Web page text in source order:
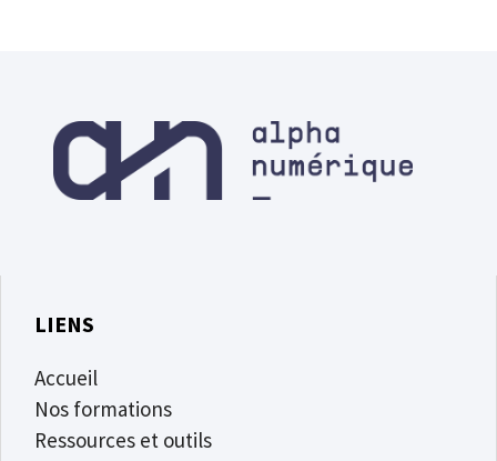
LIENS
Accueil
Nos formations
Ressources et outils